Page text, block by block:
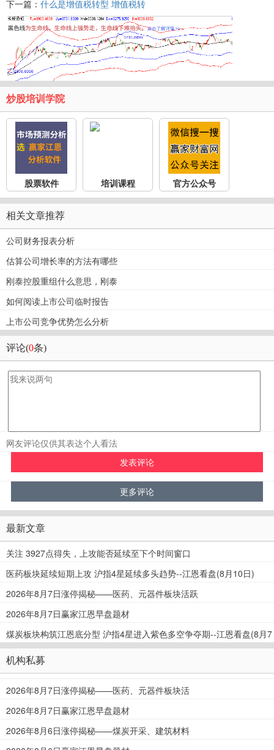
下一篇： 什么是增值税转型 增值税转
炒股培训学院
股票软件 培训课程 官方公众号
相关文章推荐
公司财务报表分析
估算公司增长率的方法有哪些
刚泰控股重组什么意思，刚泰
如何阅读上市公司临时报告
上市公司竞争优势怎么分析
评论(0条)
网友评论仅供其表达个人看法
最新文章
关注 3927点得失，上攻能否延续至下个时间窗口
医药板块延续短期上攻 沪指4星延续多头趋势--江恩看盘(8月10日)
2026年8月7日涨停揭秘——医药、元器件板块活跃
2026年8月7日赢家江恩早盘题材
煤炭板块构筑江恩底分型 沪指4星进入紫色多空争夺期--江恩看盘(8月7
日)
机构私募
2026年8月7日涨停揭秘——医药、元器件板块活
2026年8月7日赢家江恩早盘题材
2026年8月6日涨停揭秘——煤炭开采、建筑材料